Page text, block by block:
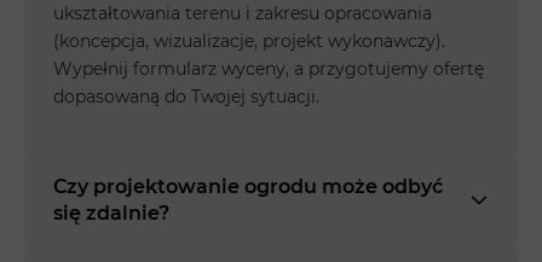
ukształtowania terenu i zakresu opracowania
(koncepcja, wizualizacje, projekt wykonawczy).
Wypełnij formularz wyceny, a przygotujemy ofertę
dopasowaną do Twojej sytuacji.
Czy projektowanie ogrodu może odbyć
się zdalnie?